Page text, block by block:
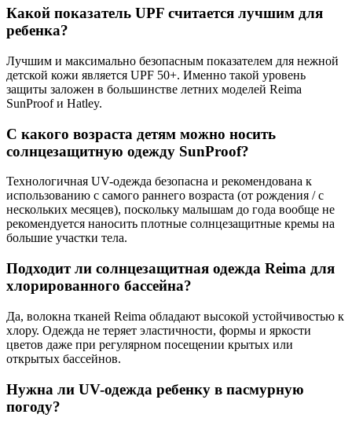
Какой показатель UPF считается лучшим для
ребенка?
Лучшим и максимально безопасным показателем для нежной
детской кожи является UPF 50+. Именно такой уровень
защиты заложен в большинстве летних моделей Reima
SunProof и Hatley.
С какого возраста детям можно носить
солнцезащитную одежду SunProof?
Технологичная UV-одежда безопасна и рекомендована к
использованию с самого раннего возраста (от рождения / с
нескольких месяцев), поскольку малышам до года вообще не
рекомендуется наносить плотные солнцезащитные кремы на
большие участки тела.
Подходит ли солнцезащитная одежда Reima для
хлорированного бассейна?
Да, волокна тканей Reima обладают высокой устойчивостью к
хлору. Одежда не теряет эластичности, формы и яркости
цветов даже при регулярном посещении крытых или
открытых бассейнов.
Нужна ли UV-одежда ребенку в пасмурную
погоду?